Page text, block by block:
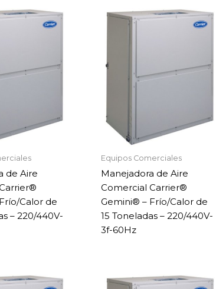
de Aire
Calor de
– 220/440V-
Equipos Comerciales
Manejadora de Aire
Comercial Carrier®
Gemini® – Frío/Calor de
15 Toneladas – 220/440V-
3f-60Hz